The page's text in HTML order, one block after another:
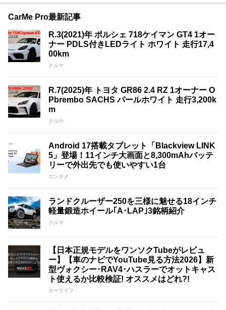
CarMe Pro最新記事
R.3(2021)年 ポルシェ 718ケイマン GT4 1オー
ナー PDLS付きLEDライト ホワイト 走行17,4
00km
クルマ
R.7(2025)年 トヨタ GR86 2.4 RZ 1オーナー O
Pbrembo SACHS パールホワイト 走行3,200k
m
クルマ
Android 17搭載タブレット「Blackview LINK
5」登場！11インチ大画面と8,300mAhバッテ
リーで外出先でも使いやすい1台
エンタメ
ランドクルーザー250を三様に魅せる18インチ
軽量鍛造ホイール｢A･LAP｣3銘柄紹介
クルマ
【日本正規モデルをワンソクTubeがレビュ
ー】【車のナビでYouTube見る方法2026】新
型ヴォクシー･RAV4･ハスラーでオットキャス
ト使えるか比較検証! オススメはどれ?!
カーライフ